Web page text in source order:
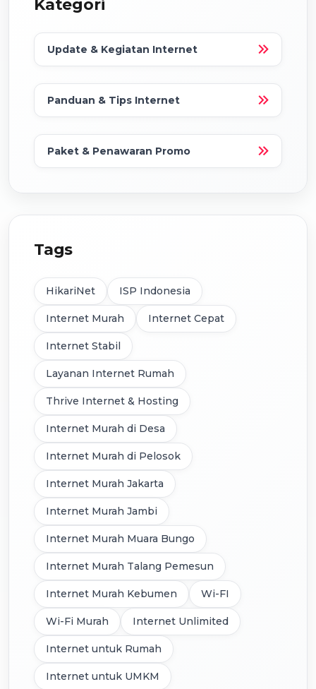
Kategori
Update & Kegiatan Internet
Panduan & Tips Internet
Paket & Penawaran Promo
Tags
HikariNet ISP Indonesia
Internet Murah Internet Cepat
Internet Stabil
Layanan Internet Rumah
Thrive Internet & Hosting
Internet Murah di Desa
Internet Murah di Pelosok
Internet Murah Jakarta
Internet Murah Jambi
Internet Murah Muara Bungo
Internet Murah Talang Pemesun
Internet Murah Kebumen Wi-FI
Wi-Fi Murah Internet Unlimited
Internet untuk Rumah
Internet untuk UMKM